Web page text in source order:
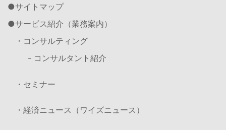
サイトマップ
サービス紹介（業務案内）
・コンサルティング
- コンサルタント紹介
・セミナー
・経済ニュース（ワイズニュース）